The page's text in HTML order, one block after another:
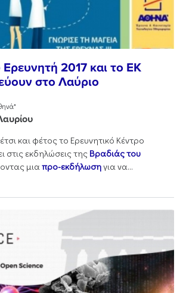
2017 και το ΕΚ
στο Λαύριο
και φέτος το Ερευνητικό Κέντρο
στις εκδηλώσεις της Βραδιάς του
μιαπρο-εκδήλωσηγια να...